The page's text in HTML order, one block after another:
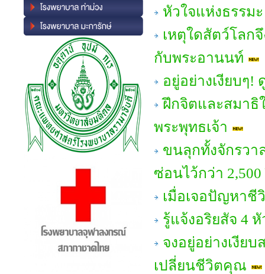
หัวใจแห่งธรรม
เหตุใดสัตว์โลก
กับพระอานนท์
อยู่อย่างเงียบๆ!
ฝึกจิตและสมาธิ
พระพุทธเจ้า
ขนลุกทั้งจักรวา
ซ่อนไว้กว่า
เมื่อเจอปัญหาชี
รู้แจ้งอริยสัจ 4
จงอยู่อย่างเงีย
เปลี่ยนชีวิตคุณ